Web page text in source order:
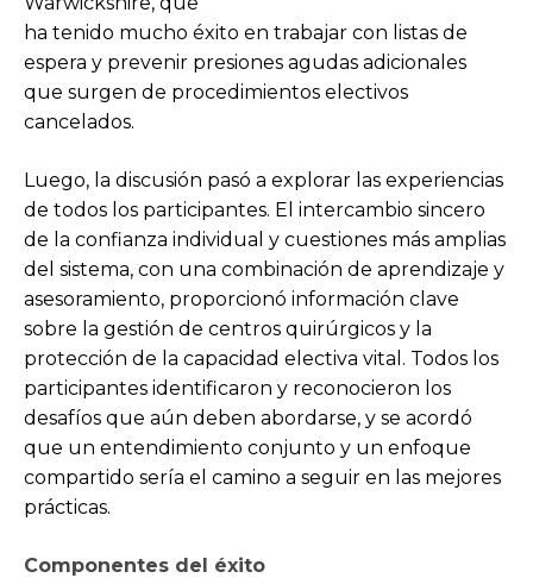
ha tenido mucho éxito en trabajar con listas de
espera y prevenir presiones agudas adicionales
que surgen de procedimientos electivos
cancelados.
Luego, la discusión pasó a explorar las experiencias
de todos los participantes. El intercambio sincero
de la confianza individual y cuestiones más amplias
del sistema, con una combinación de aprendizaje y
asesoramiento, proporcionó información clave
sobre la gestión de centros quirúrgicos y la
protección de la capacidad electiva vital. Todos los
participantes identificaron y reconocieron los
desafíos que aún deben abordarse, y se acordó
que un entendimiento conjunto y un enfoque
compartido sería el camino a seguir en las mejores
prácticas.
Componentes del éxito